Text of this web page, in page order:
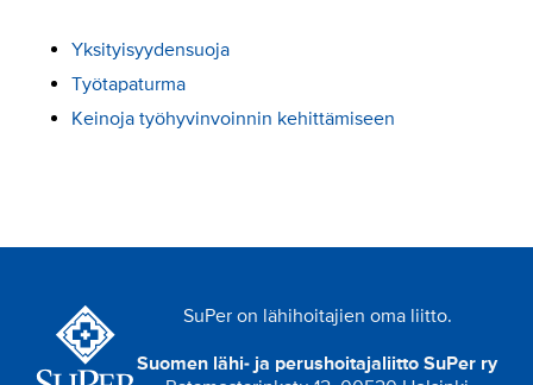
Yksityisyydensuoja
Työtapaturma
Keinoja työhyvinvoinnin kehittämiseen
SuPer on lähihoitajien oma liitto.
Suomen lähi- ja perushoitajaliitto SuPer ry